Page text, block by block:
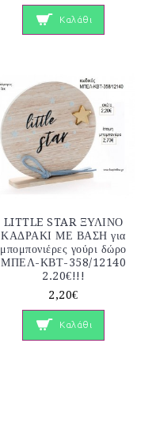
Καλάθι
LITTLE STAR ΞΥΛΙΝΟ
ΚΑΔΡΑΚΙ ΜΕ ΒΑΣΗ για
μπομπονιέρες γούρι δώρο
ΜΠΕΛ-ΚΒΤ-358/12140
2.20€!!!
2,20€
Καλάθι